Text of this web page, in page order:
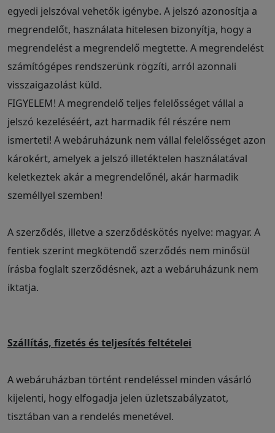
egyedi jelszóval vehetők igénybe. A jelszó azonosítja a
megrendelőt, használata hitelesen bizonyítja, hogy a
megrendelést a megrendelő megtette. A megrendelést
számítógépes rendszerünk rögzíti, arról azonnali
visszaigazolást küld.
FIGYELEM! A megrendelő teljes felelősséget vállal a
jelszó kezeléséért, azt harmadik fél részére nem
ismerteti! A webáruházunk nem vállal felelősséget azon
károkért, amelyek a jelszó illetéktelen használatával
keletkeztek akár a megrendelőnél, akár harmadik
személlyel szemben!
A szerződés, illetve a szerződéskötés nyelve: magyar. A
fentiek szerint megkötendő szerződés nem minősül
írásba foglalt szerződésnek, azt a webáruházunk nem
iktatja.
Szállítás, fizetés és teljesítés feltételei
A webáruházban történt rendeléssel minden vásárló
kijelenti, hogy elfogadja jelen üzletszabályzatot,
tisztában van a rendelés menetével.